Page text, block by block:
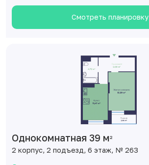
Смотреть планировку
Однокомнатная 39 м2
2 корпус, 2 подъезд, 6 этаж, № 263